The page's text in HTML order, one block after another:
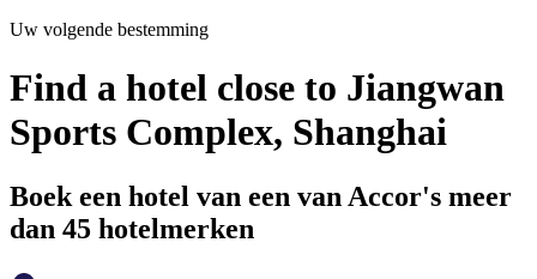
Uw volgende bestemming
Find a hotel close to Jiangwan
Sports Complex, Shanghai
Boek een hotel van een van Accor's meer
dan 45 hotelmerken